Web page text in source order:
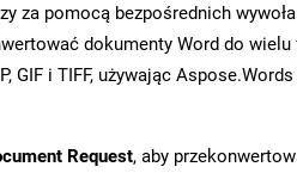
za pomocą bezpośrednich
dokumenty Word do
GIF i TIFF, używając
Request, aby